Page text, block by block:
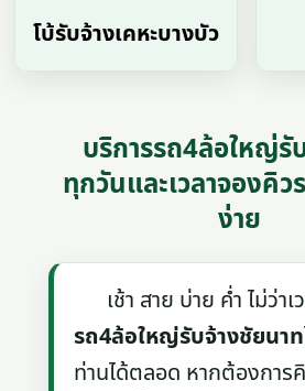
โบ้รับจ้างเคหะบางบัว
บริการรถ4ล้อใหญ่รั
ทุกวันและเวลาจองคิ
ง่าย
เช้า สาย บ่าย ค่ำ ไม่ว่าเ
รถ4ล้อใหญ่รับจ้างชัยนาท
ท่านได้ตลอด หากต้องการ